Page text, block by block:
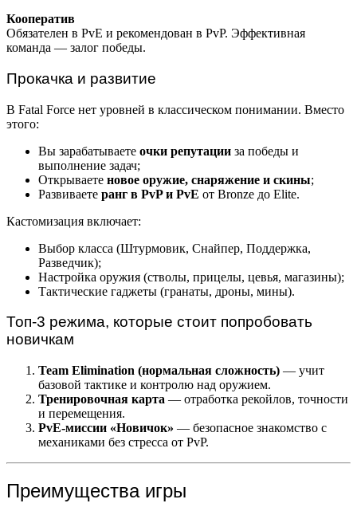
Кооператив
Обязателен в PvE и рекомендован в PvP. Эффективная
команда — залог победы.
Прокачка и развитие
В Fatal Force нет уровней в классическом понимании. Вместо
этого:
Вы зарабатываете очки репутации за победы и
выполнение задач;
Открываете новое оружие, снаряжение и скины;
Развиваете ранг в PvP и PvE от Bronze до Elite.
Кастомизация включает:
Выбор класса (Штурмовик, Снайпер, Поддержка,
Разведчик);
Настройка оружия (стволы, прицелы, цевья, магазины);
Тактические гаджеты (гранаты, дроны, мины).
Топ-3 режима, которые стоит попробовать
новичкам
Team Elimination (нормальная сложность) — учит
базовой тактике и контролю над оружием.
Тренировочная карта — отработка рекойлов, точности
и перемещения.
PvE-миссии «Новичок» — безопасное знакомство с
механиками без стресса от PvP.
Преимущества игры